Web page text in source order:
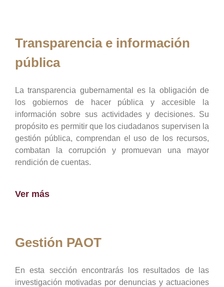
Transparencia e información
pública
La transparencia gubernamental es la obligación de
los gobiernos de hacer pública y accesible la
información sobre sus actividades y decisiones. Su
propósito es permitir que los ciudadanos supervisen la
gestión pública, comprendan el uso de los recursos,
combatan la corrupción y promuevan una mayor
rendición de cuentas.
Ver más
Gestión PAOT
En esta sección encontrarás los resultados de las
investigación motivadas por denuncias y actuaciones